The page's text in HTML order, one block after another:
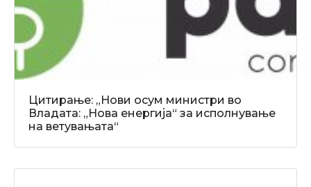
Цитирање: „Нови осум министри во
Владата: „Нова енергија“ за исполнување
на ветувањата“